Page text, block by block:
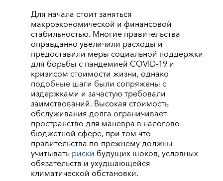
Для начала стоит заняться
макроэкономической и финансовой
стабильностью. Многие правительства
оправданно увеличили расходы и
предоставили меры социальной поддержки
для борьбы с пандемией COVID-19 и
кризисом стоимости жизни, однако
подобные шаги были сопряжены с
издержками и зачастую требовали
заимствований. Высокая стоимость
обслуживания долга ограничивает
пространство для маневра в налогово-
бюджетной сфере, при том что
правительства по-прежнему должны
учитыватьриски будущих шоков, условных
обязательств и ухудшающейся
климатической обстановки.